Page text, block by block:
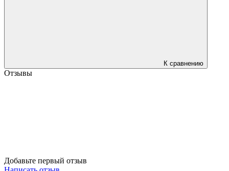
К сравнению
Отзывы
Добавьте первый отзыв